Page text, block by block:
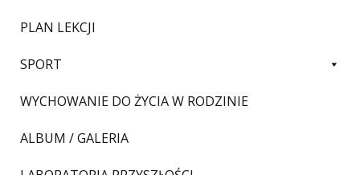
PLAN LEKCJI
SPORT
WYCHOWANIE DO ŻYCIA W RODZINIE
ALBUM / GALERIA